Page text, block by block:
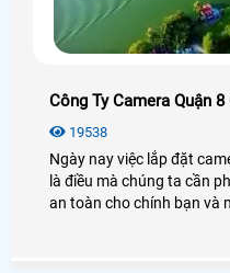
Công Ty Camera Quận 8
19538
Ngày nay việc lắp đặt
là điều mà chúng ta cần
an toàn cho chính bạn và